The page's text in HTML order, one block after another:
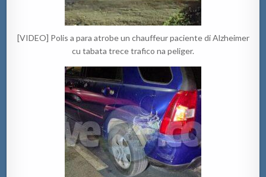
[VIDEO] Polis a para atrobe un chauffeur paciente di Alzheimer
cu tabata trece trafico na peliger.